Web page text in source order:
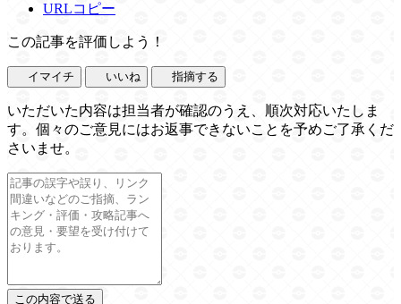
URLコピー
この記事を評価しよう！
イマイチ いいね 指摘する
いただいた内容は担当者が確認のうえ、順次対応いたしま
す。個々のご意見にはお返事できないことを予めご了承くだ
さいませ。